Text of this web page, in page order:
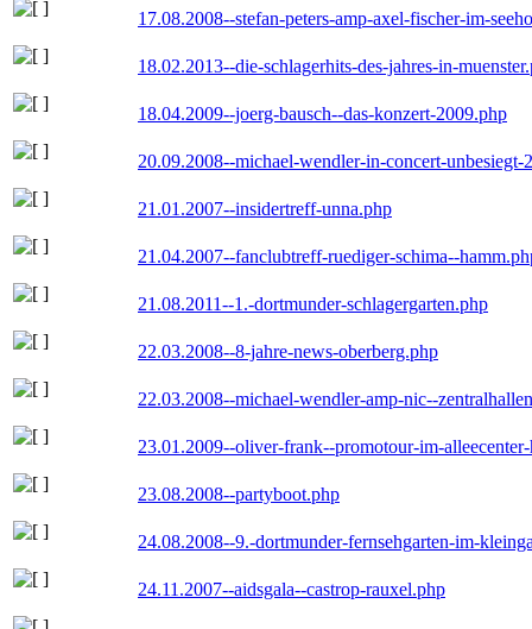
17.08.2008--stefan-peters-amp-axel-fischer-im-
18.02.2013--die-schlagerhits-des-jahres-in-
18.04.2009--joerg-bausch--das-konzert-2009.php
20.09.2008--michael-wendler-in-concert-unbesiegt-
21.01.2007--insidertreff-unna.php
21.04.2007--fanclubtreff-ruediger-schima--
21.08.2011--1.-dortmunder-schlagergarten.php
22.03.2008--8-jahre-news-oberberg.php
22.03.2008--michael-wendler-amp-nic--
23.01.2009--oliver-frank--promotour-im-
23.08.2008--partyboot.php
24.08.2008--9.-dortmunder-fernsehgarten-im-
24.11.2007--aidsgala--castrop-rauxel.php